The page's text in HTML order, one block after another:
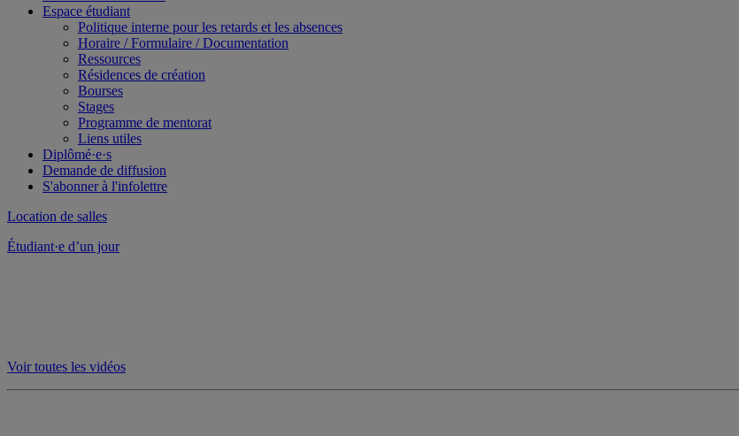
Espace étudiant
Politique interne pour les retards et les absences
Horaire / Formulaire / Documentation
Ressources
Résidences de création
Bourses
Stages
Programme de mentorat
Liens utiles
Diplômé·e·s
Demande de diffusion
S'abonner à l'infolettre
Location de salles
Étudiant·e d’un jour
Voir toutes les vidéos